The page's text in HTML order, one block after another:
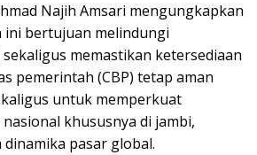
Najih Amsari mengungkapkan
ini bertujuan melindungi
memastikan ketersediaan
pemerintah (CBP) tetap aman
untuk memperkuat
khususnya di jambi,
pasar global.